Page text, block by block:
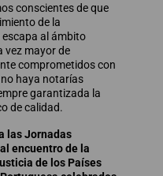
conscientes de que
de la
al ámbito
vez mayor de
comprometidos con
haya notarías
garantizada la
de calidad.
las Jornadas
encuentro de la
de los Países